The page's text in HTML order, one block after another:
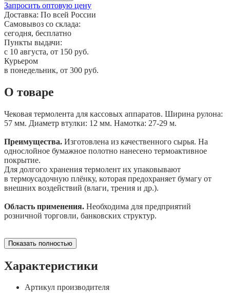
Запросить оптовую цену
Доставка: По всей России
Самовывоз со склада:
сегодня, бесплатно
Пункты выдачи:
c 10 августа, от 150 руб.
Курьером
в понедельник, от 300 руб.
О товаре
Чековая термолента для кассовых аппаратов. Ширина рулона:
57 мм. Диаметр втулки: 12 мм. Намотка: 27-29 м.
Преимущества. Изготовлена из качественного сырья. На
однослойное бумажное полотно нанесено термоактивное
покрытие.
Для долгого хранения термолент их упаковывают
в термоусадочную плёнку, которая предохраняет бумагу от
внешних воздействий (влаги, трения и др.).
Область применения. Необходима для предприятий
розничной торговли, банковских структур.
Показать полностью
Характеристики
Артикул производителя